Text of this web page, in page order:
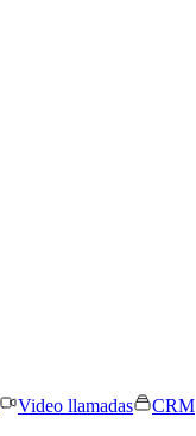
Video llamadas
CRM